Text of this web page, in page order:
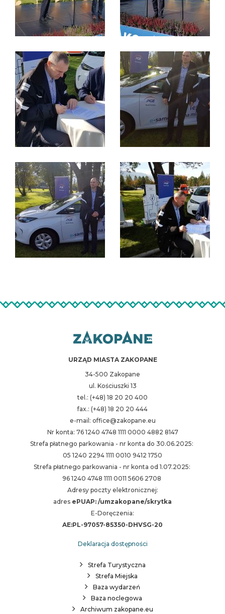
URZĄD MIASTA ZAKOPANE
34-500 Zakopane
ul. Kościuszki 13
tel.: (+48) 18 20 20 400
fax.: (+48) 18 20 20 444
e-mail: office@zakopane.eu
Nr konta: 76 1240 4748 1111 0000 4882 8147
Strefa płatnego parkowania - nr konta do 30.06.2025:
05 1240 2294 1111 0010 9412 1750
Strefa płatnego parkowania - nr konta od 1.07.2025:
96 1240 4748 1111 0011 5606 2708
Adresy poczty elektronicznej:
adres ePUAP: /umzakopane/skrytka
E-Doręczenia:
AE:PL-97057-85350-DHVSG-20
Deklaracja dostępności
Strefa Turystyczna
Strefa Miejska
Baza wydarzeń
Baza noclegowa
Archiwum zakopane.eu